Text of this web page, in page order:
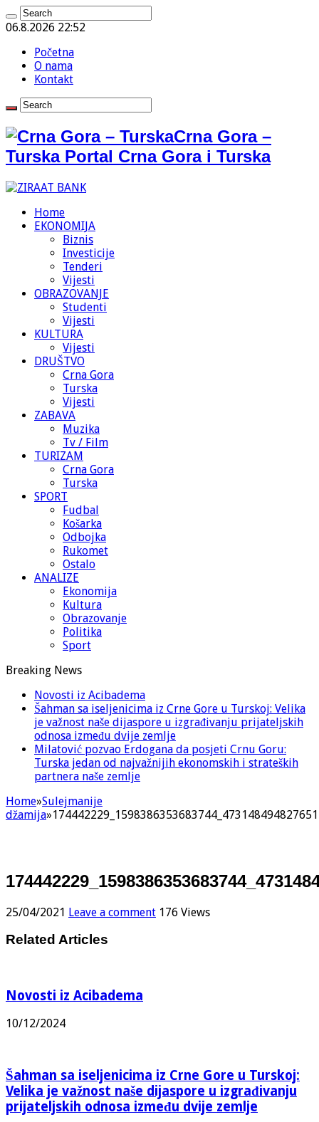
06.8.2026 22:52
Početna
O nama
Kontakt
Crna Gora –
Turska Portal Crna Gora i Turska
Home
EKONOMIJA
Biznis
Investicije
Tenderi
Vijesti
OBRAZOVANJE
Studenti
Vijesti
KULTURA
Vijesti
DRUŠTVO
Crna Gora
Turska
Vijesti
ZABAVA
Muzika
Tv / Film
TURIZAM
Crna Gora
Turska
SPORT
Fudbal
Košarka
Odbojka
Rukomet
Ostalo
ANALIZE
Ekonomija
Kultura
Obrazovanje
Politika
Sport
Breaking News
Novosti iz Acibadema
Šahman sa iseljenicima iz Crne Gore u Turskoj: Velika
je važnost naše dijaspore u izgrađivanju prijateljskih
odnosa između dvije zemlje
Milatović pozvao Erdogana da posjeti Crnu Goru:
Turska jedan od najvažnijih ekonomskih i strateških
partnera naše zemlje
Home»Sulejmanije
džamija»
25/04/2021 Leave a comment 176 Views
Related Articles
Novosti iz Acibadema
10/12/2024
Šahman sa iseljenicima iz Crne Gore u Turskoj:
Velika je važnost naše dijaspore u izgrađivanju
prijateljskih odnosa između dvije zemlje